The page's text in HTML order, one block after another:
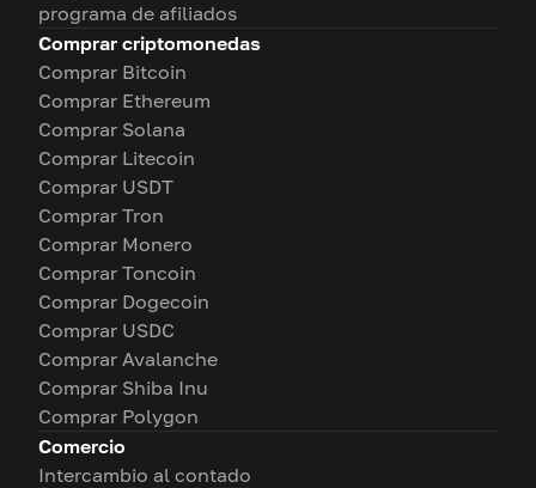
programa de afiliados
Comprar criptomonedas
Comprar Bitcoin
Comprar Ethereum
Comprar Solana
Comprar Litecoin
Comprar USDT
Comprar Tron
Comprar Monero
Comprar Toncoin
Comprar Dogecoin
Comprar USDC
Comprar Avalanche
Comprar Shiba Inu
Comprar Polygon
Comercio
Intercambio al contado